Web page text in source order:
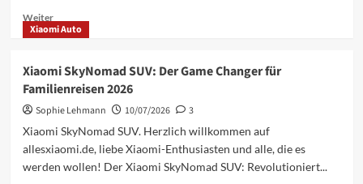
WeiterMehr
Informationen
Internet
Service
2026:
unter
HyperOS
3
Xiaomi Auto
Xiaomi SkyNomad SUV: Der Game Changer für
Familienreisen 2026
Sophie Lehmann 10/07/2026
3
Xiaomi SkyNomad SUV. Herzlich willkommen auf
allesxiaomi.de, liebe Xiaomi-Enthusiasten und alle, die es
werden wollen! Der Xiaomi SkyNomad SUV: Revolutioniert...